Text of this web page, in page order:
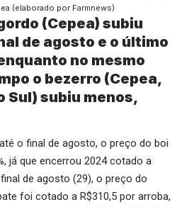
(elaborado por Farmnews)
(Cepea) subiu
de agosto e o último
no mesmo
o bezerro (Cepea,
Sul) subiu menos,
o final de agosto, o preço do boi
já que encerrou 2024 cotado a
de agosto (29), o preço do
foi cotado a R$310,5 por arroba,